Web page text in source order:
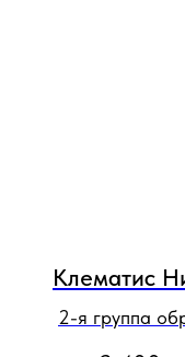
Клематис
2-я группа